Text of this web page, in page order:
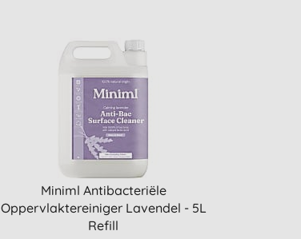
Miniml Antibacteriële
Oppervlaktereiniger Lavendel - 5L
Refill